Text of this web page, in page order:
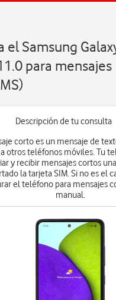
el Samsung
para mensajes
Descripción de tu consulta
corto es un mensaje de
otros teléfonos móviles. Tu
y recibir mensajes cortos
la tarjeta SIM. Si no es el
el teléfono para mensajes
manual.